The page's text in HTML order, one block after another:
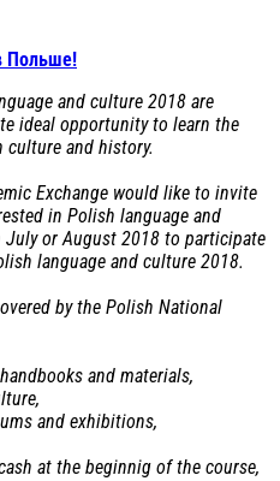
Польше!
and culture 2018 are
ideal opportunity to learn the
culture and history.
Exchange would like to invite
in Polish language and
or August 2018 to participate
language and culture 2018.
by the Polish National
and materials,
and exhibitions,
at the beginnig of the course,